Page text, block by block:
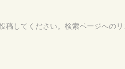
してください。検索ページへのリ